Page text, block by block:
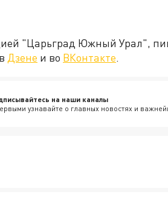
"Царьград Южный Урал",
Дзене и во ВКонтакте.
на наши каналы
узнавайте о главных новостях и